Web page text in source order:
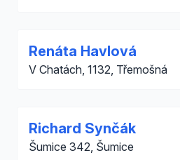
Renáta Havlová
V Chatách, 1132, Třemošná
Richard Synčák
Šumice 342, Šumice